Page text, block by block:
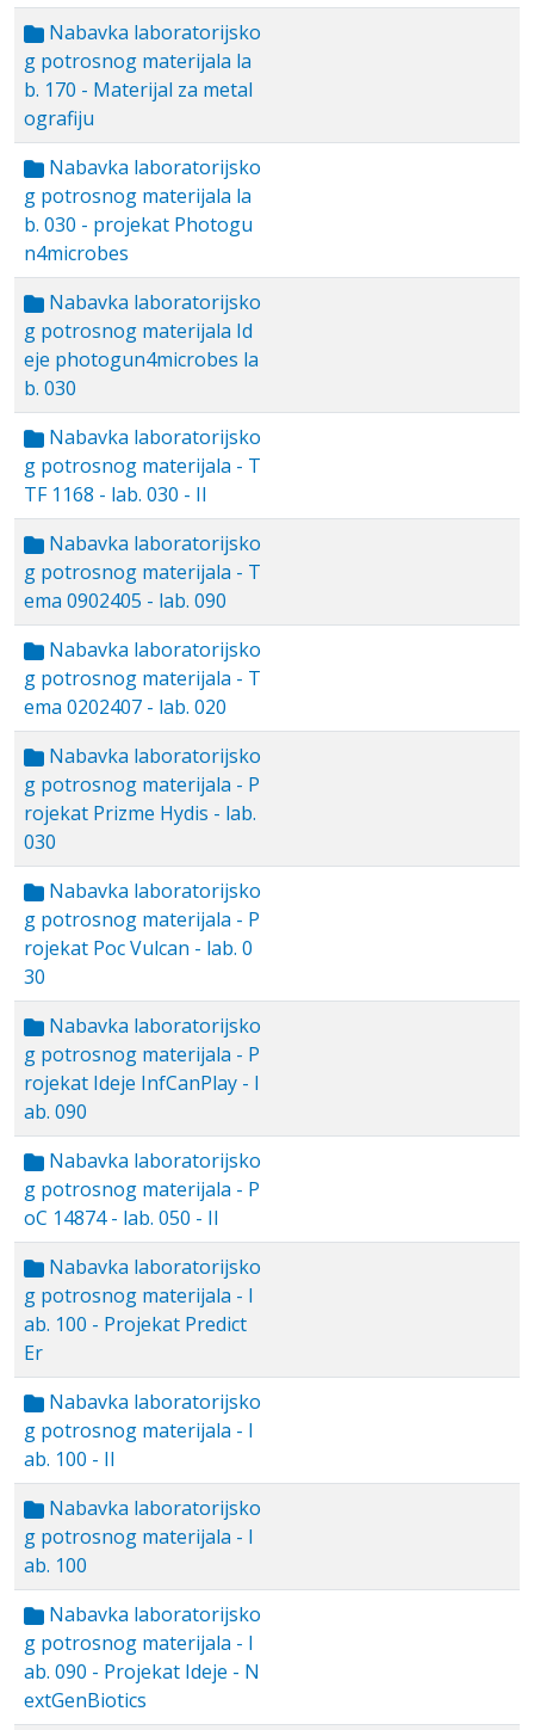
Nabavka laboratorijsko
g potrosnog materijala la
b. 170 - Materijal za metal
ografiju
Nabavka laboratorijsko
g potrosnog materijala la
b. 030 - projekat Photogu
n4microbes
Nabavka laboratorijsko
g potrosnog materijala Id
eje photogun4microbes la
b. 030
Nabavka laboratorijsko
g potrosnog materijala - T
TF 1168 - lab. 030 - II
Nabavka laboratorijsko
g potrosnog materijala - T
ema 0902405 - lab. 090
Nabavka laboratorijsko
g potrosnog materijala - T
ema 0202407 - lab. 020
Nabavka laboratorijsko
g potrosnog materijala - P
rojekat Prizme Hydis - lab.
030
Nabavka laboratorijsko
g potrosnog materijala - P
rojekat Poc Vulcan - lab. 0
30
Nabavka laboratorijsko
g potrosnog materijala - P
rojekat Ideje InfCanPlay - l
ab. 090
Nabavka laboratorijsko
g potrosnog materijala - P
oC 14874 - lab. 050 - II
Nabavka laboratorijsko
g potrosnog materijala - l
ab. 100 - Projekat Predict
Er
Nabavka laboratorijsko
g potrosnog materijala - l
ab. 100 - II
Nabavka laboratorijsko
g potrosnog materijala - l
ab. 100
Nabavka laboratorijsko
g potrosnog materijala - l
ab. 090 - Projekat Ideje - N
extGenBiotics